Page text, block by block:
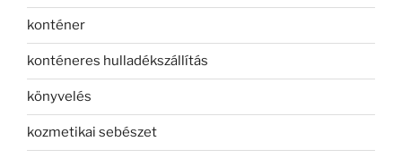
konténer
konténeres hulladékszállítás
könyvelés
kozmetikai sebészet